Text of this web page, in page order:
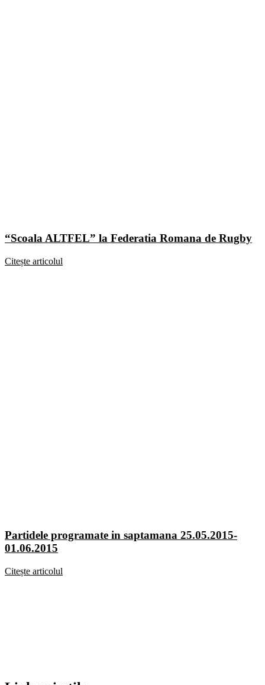
“Scoala ALTFEL” la Federatia Romana de Rugby
Citește articolul
Partidele programate in saptamana 25.05.2015-
01.06.2015
Citește articolul